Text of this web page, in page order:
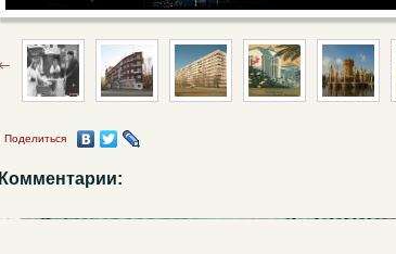
Поделиться
Комментарии: